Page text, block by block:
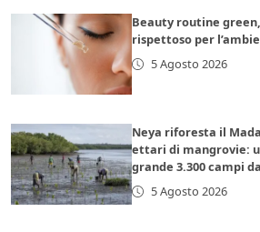
Beauty routine
rispettoso per
5 Agosto 2026
Neya riforesta il
ettari di mangrovie:
grande 3.300 campi
5 Agosto 2026